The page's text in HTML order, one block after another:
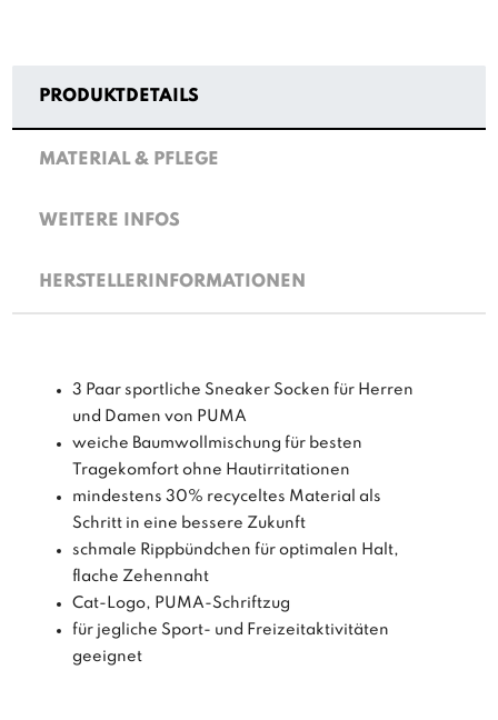
PRODUKTDETAILS
MATERIAL & PFLEGE
WEITERE INFOS
HERSTELLERINFORMATIONEN
3 Paar sportliche Sneaker Socken für Herren
und Damen von PUMA
weiche Baumwollmischung für besten
Tragekomfort ohne Hautirritationen
mindestens 30% recyceltes Material als
Schritt in eine bessere Zukunft
schmale Rippbündchen für optimalen Halt,
flache Zehennaht
Cat-Logo, PUMA-Schriftzug
für jegliche Sport- und Freizeitaktivitäten
geeignet